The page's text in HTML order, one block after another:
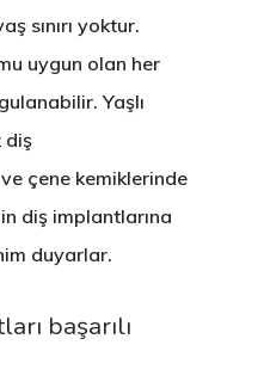
sınırı yoktur.
uygun olan her
Yaşlı
diş
çene kemiklerinde
diş implantlarına
duyarlar.
başarılı